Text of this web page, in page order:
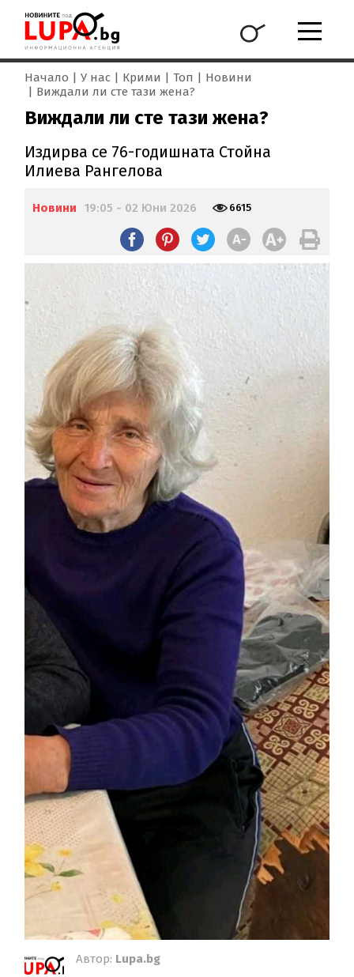
Начало У нас Крими Топ
Новини
Виждали ли сте тази жена?
Виждали ли сте тази жена?
Издирва се 76-годишната Стойна
Илиева Рангелова
Новини 19:05 - 02 Юни 2026 6615
Автор: Lupa.bg